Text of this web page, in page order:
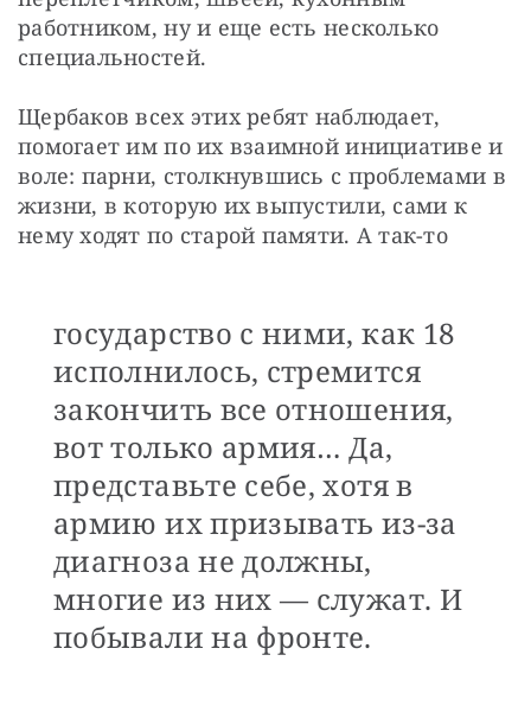
работником, ну и еще есть несколько
специальностей.
Щербаков всех этих ребят наблюдает,
помогает им по их взаимной инициативе и
воле: парни, столкнувшись с проблемами в
жизни, в которую их выпустили, сами к
нему ходят по старой памяти. А так-то
государство с ними, как 18
исполнилось, стремится
закончить все отношения,
вот только армия… Да,
представьте себе, хотя в
армию их призывать из-за
диагноза не должны,
многие из них — служат. И
побывали на фронте.